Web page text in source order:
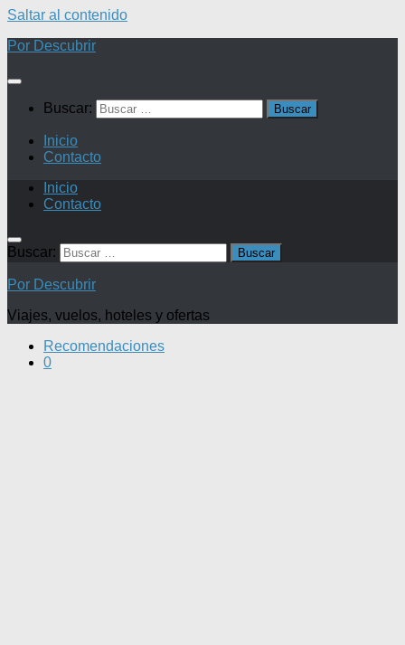
Saltar al contenido
Por Descubrir
Buscar:
Inicio
Contacto
Inicio
Contacto
Buscar:
Por Descubrir
Viajes, vuelos, hoteles y ofertas
Recomendaciones
0